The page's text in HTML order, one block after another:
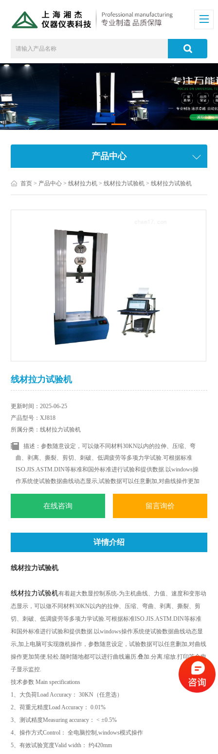
产品中心
首页 > 产品中心 >线材拉力机 >线材拉力试验机 > 线材拉力试验机
线材拉力试验机
更新时间：2025-06-25
产品型号：XJ818
所属分类：线材拉力试验机
描述：参数随意设定，可以做不同材料30KN以内的拉伸、压缩、弯
曲、剥离、撕裂、剪切、刺破、低调疲劳等多项力学试验.可根据标准
ISO.JIS.ASTM.DIN等标准和国外标准进行试验和提供数据.以windows操
作系统使试验数据曲线动态显示,试验数据可以任意删加,对曲线操作更加
简便.轻松.随时随地都可以进行曲线遍历.叠加.分离.缩放.打印等全电子显
在线咨询 留言询价
详情介绍
线材拉力试验机
线材拉力试验机有着超大数显控制系统-为主机曲线、力值、速度和变形动
态显示，可以做不同材料30KN 以内的拉伸、压缩、弯曲、剥离、撕裂、剪
切、刺破、低调疲劳等多项力学试验.可根据标准ISO.JIS.ASTM.DIN等标准
和国外标准进行试验和提供数据. 以windows操作系统使试验数据曲线动态显
示,加上电脑可实现微机操作，参数随意设定，试验数据可以任意删加,对曲线
操作更加简便.轻松.随时随地都可以进行曲线遍历.叠加.分离.缩放.打印等全电
子显示监控.
技术参数 Main specifications
1、大负荷Load Accuracy ： 30KN （任意选）
2、荷重元精度Load Accuracy ： 0.01%
3、测试精度Measuring accuracy ： < ±0.5%
4、操作方式Control ： 全电脑控制,windows模式操作
5、有效试验宽度Valid width ： 约420mm